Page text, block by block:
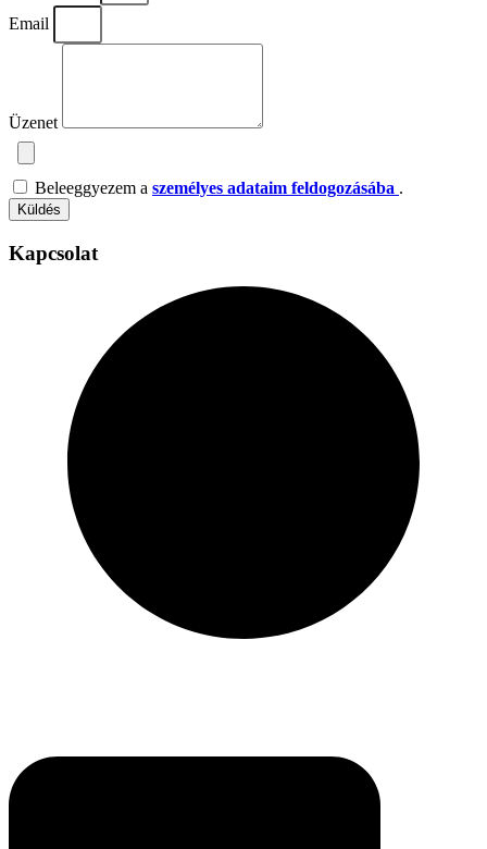
Email
Üzenet
Beleeggyezem a személyes adataim feldogozásába .
Küldés
Kapcsolat